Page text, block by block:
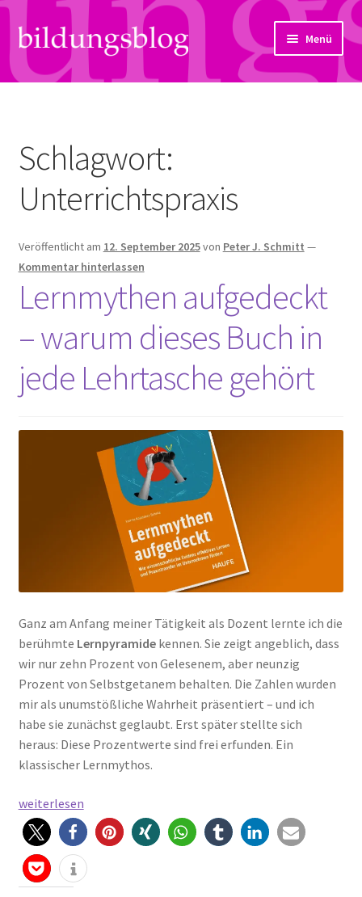
Zur
Navigation
springen
Zum
Inhalt
springen
Menü
Über uns
Links
Kontakt
Subjektiv
Bildungsreport
Hendriks Gedanken
Peps Gedanken
Schlagwort:
Unterrichtspraxis
Veröffentlicht am 12. September 2025von Peter J. Schmitt —
Kommentar hinterlassen
Lernmythen aufgedeckt
– warum dieses Buch in
jede Lehrtasche gehört
Ganz am Anfang meiner Tätigkeit als Dozent lernte ich die
berühmte Lernpyramidekennen. Sie zeigt angeblich, dass
wir nur zehn Prozent von Gelesenem, aber neunzig
Prozent von Selbstgetanem behalten. Die Zahlen wurden
mir als unumstößliche Wahrheit präsentiert – und ich
habe sie zunächst geglaubt. Erst später stellte sich
heraus: Diese Prozentwerte sind frei erfunden. Ein
klassischer Lernmythos.
Lernmythen
aufgedeckt
–
warum
dieses
weiterlesen